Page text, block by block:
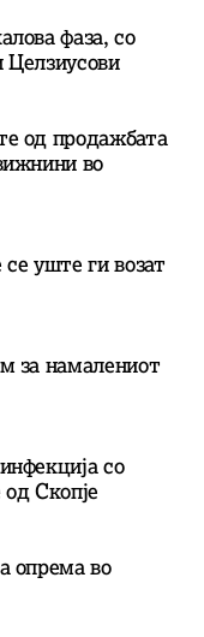
фаза, со
Целзиусови
од продажбата
во
уште ги возат
за намалениот
со
Скопје
опрема во